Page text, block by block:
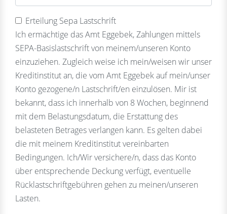
Erteilung Sepa Lastschrift
Ich ermächtige das Amt Eggebek, Zahlungen mittels
SEPA-Basislastschrift von meinem/unseren Konto
einzuziehen. Zugleich weise ich mein/weisen wir unser
Kreditinstitut an, die vom Amt Eggebek auf mein/unser
Konto gezogene/n Lastschrift/en einzulösen. Mir ist
bekannt, dass ich innerhalb von 8 Wochen, beginnend
mit dem Belastungsdatum, die Erstattung des
belasteten Betrages verlangen kann. Es gelten dabei
die mit meinem Kreditinstitut vereinbarten
Bedingungen. Ich/Wir versichere/n, dass das Konto
über entsprechende Deckung verfügt, eventuelle
Rücklastschriftgebühren gehen zu meinen/unseren
Lasten.